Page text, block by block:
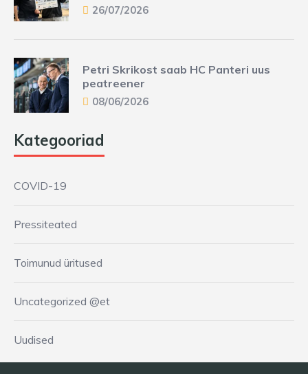
26/07/2026
Petri Skrikost saab HC Panteri uus
peatreener
08/06/2026
Kategooriad
COVID-19
Pressiteated
Toimunud üritused
Uncategorized @et
Uudised